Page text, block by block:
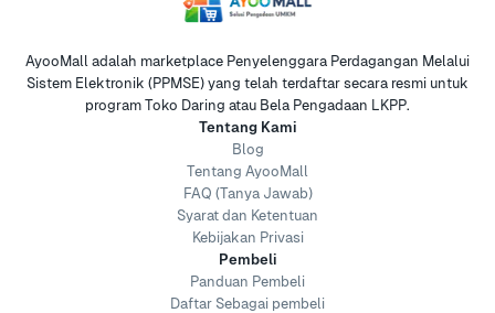
AyooMall adalah marketplace Penyelenggara Perdagangan Melalui
Sistem Elektronik (PPMSE) yang telah terdaftar secara resmi untuk
program Toko Daring atau Bela Pengadaan LKPP.
Tentang Kami
Blog
Tentang AyooMall
FAQ (Tanya Jawab)
Syarat dan Ketentuan
Kebijakan Privasi
Pembeli
Panduan Pembeli
Daftar Sebagai pembeli